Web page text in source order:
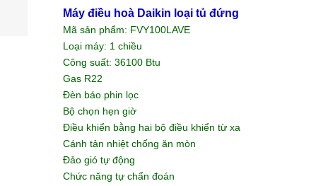
Khách hàng Nguyễn quốc nhân - (0845678xxx)
Đã mua 4 tháng trước (14/04/2026)
Máy điều hoà Daikin loại tủ đứng
Mã sản phẩm: FVY100LAVE
Loại máy: 1 chiều
Công suất: 36100 Btu
Gas R22
Đèn báo phin lọc
Bộ chọn hẹn giờ
Điều khiển bằng hai bộ điều khiển từ xa
Cánh tản nhiệt chống ăn mòn
Đảo gió tự động
Chức năng tự chẩn đoán